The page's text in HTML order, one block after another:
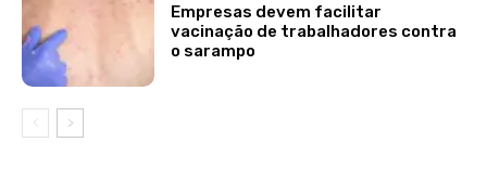
Empresas devem facilitar
vacinação de trabalhadores contra
o sarampo